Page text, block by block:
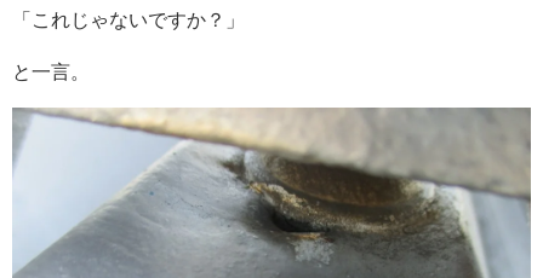
「これじゃないですか？」
と一言。